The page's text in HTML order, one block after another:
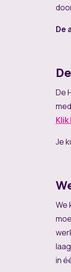
De
De
Je
We
in